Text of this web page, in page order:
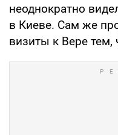
неоднократно
в Киеве. Сам же
визиты к Вере тем,